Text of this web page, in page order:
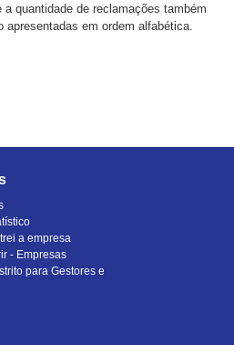
quantidade de reclamações também
apresentadas em ordem alfabética.
a empresa
- Empresas
para Gestores e